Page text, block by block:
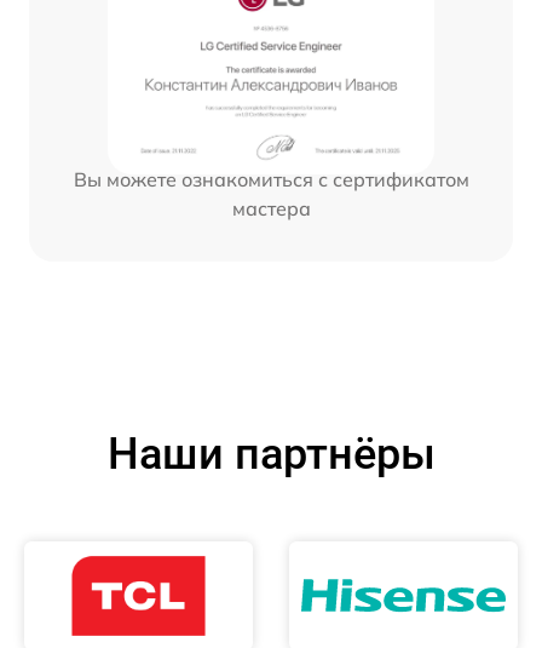
Вы можете ознакомиться с сертификатом
мастера
Наши партнёры